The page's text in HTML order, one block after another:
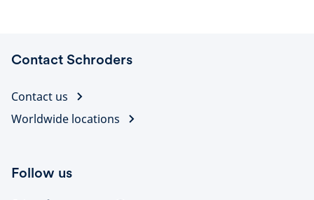
Contact Schroders
Contact us
Worldwide locations
Follow us